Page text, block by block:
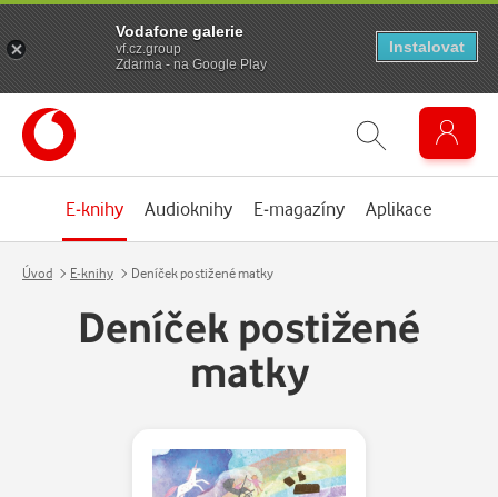
E-knihy Audioknihy E-magazíny Aplikace
Úvod E-knihy Deníček postižené matky
Deníček postižené
matky
Vodafone galerie
vf.cz.group
Zdarma - na Google Play
Instalovat